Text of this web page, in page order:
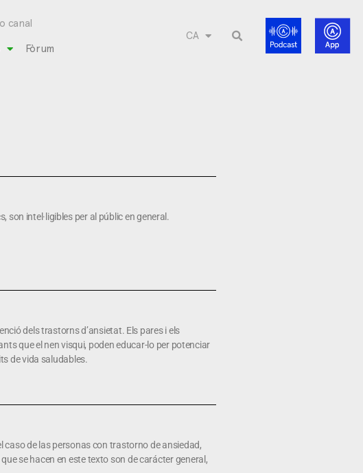
canal
Fòrum
CA
intel·ligibles per al públic en general.
dels trastorns d’ansietat. Els pares i els
que el nen visqui, poden educar-lo per potenciar
de vida saludables.
caso de las personas con trastorno de ansiedad,
se hacen en este texto son de carácter general,